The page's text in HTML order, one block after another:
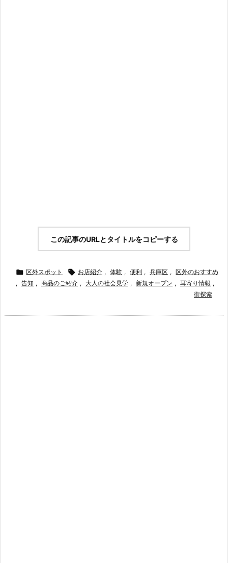
この記事のURLとタイトルをコピーする
 区外スポット  お店紹介 , 体験 , 便利 , 兵庫区 , 区外のおすすめ
, 告知 , 商品のご紹介 , 大人の社会見学 , 新規オープン , 耳寄り情報 ,
街探索